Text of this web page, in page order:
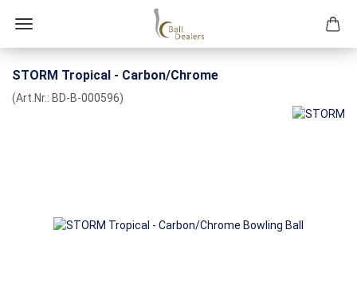
STORM Tropical - Carbon/Chrome
(Art.Nr.: BD-B-000596)